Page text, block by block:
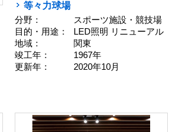
等々力球場
分野：
スポーツ施設・競技場
目的・用途：
LED照明 リニューアル
地域：
関東
竣工年：
1967年
更新年：
2020年10月